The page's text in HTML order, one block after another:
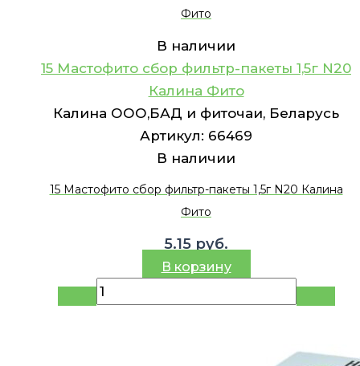
Фито
В наличии
15 Мастофито сбор фильтр-пакеты 1,5г N20
Калина Фито
Калина ООО,БАД и фиточаи, Беларусь
Артикул: 66469
В наличии
15 Мастофито сбор фильтр-пакеты 1,5г N20 Калина
Фито
5.15 руб.
В корзину